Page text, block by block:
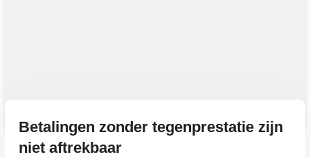
Betalingen zonder tegenprestatie zijn
niet aftrekbaar